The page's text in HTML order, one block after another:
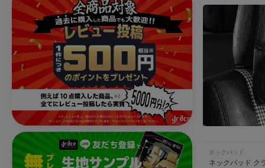
ネックパッド
ネックパッド ク